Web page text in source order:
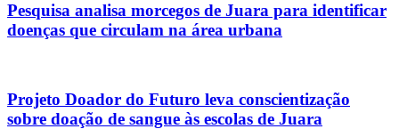
Pesquisa analisa morcegos de Juara para identificar
doenças que circulam na área urbana
Projeto Doador do Futuro leva conscientização
sobre doação de sangue às escolas de Juara